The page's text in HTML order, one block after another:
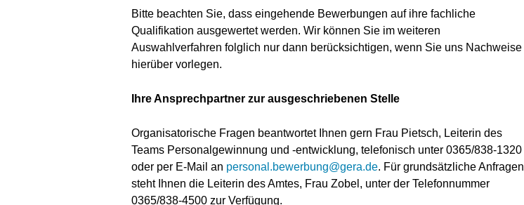
Bitte beachten Sie, dass eingehende Bewerbungen auf ihre fachliche
Qualifikation ausgewertet werden. Wir können Sie im weiteren
Auswahlverfahren folglich nur dann berücksichtigen, wenn Sie uns Nachweise
hierüber vorlegen.
Ihre Ansprechpartner zur ausgeschriebenen Stelle
Organisatorische Fragen beantwortet Ihnen gern Frau Pietsch, Leiterin des
Teams Personalgewinnung und -entwicklung, telefonisch unter 0365/838-1320
oder per E-Mail an personal.bewerbung@gera.de. Für grundsätzliche Anfragen
steht Ihnen die Leiterin des Amtes, Frau Zobel, unter der Telefonnummer
0365/838-4500 zur Verfügung.